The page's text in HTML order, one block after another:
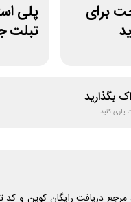
برای
تبلت
بگذارید
یاری کنید
دریافت رایگان کوپن و